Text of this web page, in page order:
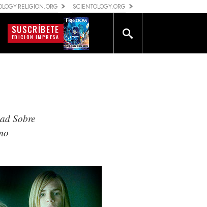
RELIGION.ORG SCIENTOLOGY.ORG
SUSCRÍBETE
EDICION IMPRESA
Sobre